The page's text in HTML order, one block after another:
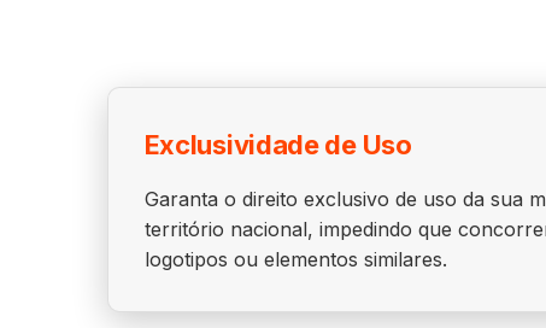
Exclusividade de Uso
Garanta o direito exclusivo de uso da sua
território nacional, impedindo que
logotipos ou elementos similares.